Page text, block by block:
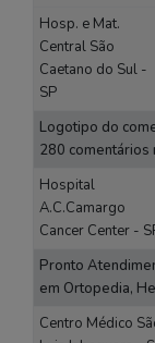
Hosp. e Mat.
Central São
Caetano do Sul -
SP
Logotipo do
280
Hospital
A.C.Camargo
Cancer Center -
Pronto
em Ortopedia,
Centro Médico